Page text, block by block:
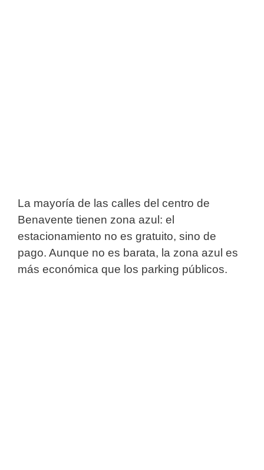
La mayoría de las calles del centro de
Benavente tienen zona azul: el
estacionamiento no es gratuito, sino de
pago. Aunque no es barata, la zona azul es
más económica que los parking públicos.